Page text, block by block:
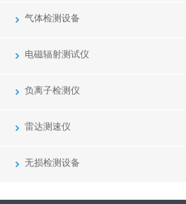
气体检测设备
电磁辐射测试仪
负离子检测仪
雷达测速仪
无损检测设备